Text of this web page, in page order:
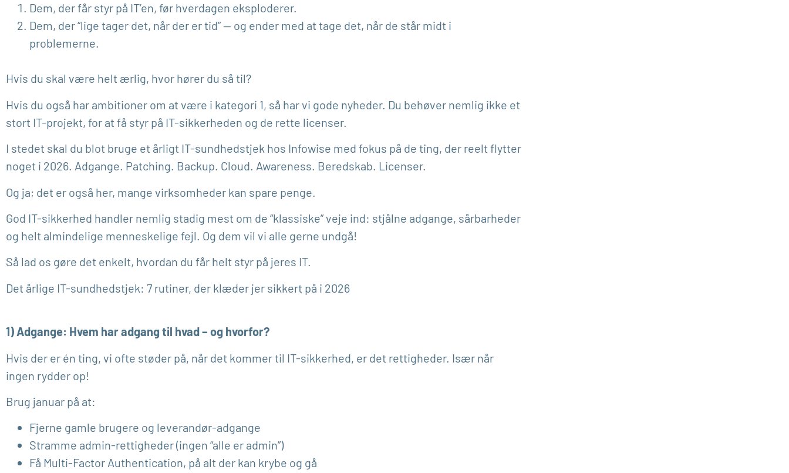
Dem, der får styr på IT’en, før hverdagen eksploderer.
Dem, der “lige tager det, når der er tid” — og ender med at tage det, når de står midt i
problemerne.
Hvis du skal være helt ærlig, hvor hører du så til?
Hvis du også har ambitioner om at være i kategori 1, så har vi gode nyheder. Du behøver nemlig ikke et
stort IT-projekt, for at få styr på IT-sikkerheden og de rette licenser.
I stedet skal du blot bruge et årligt IT-sundhedstjek hos Infowise med fokus på de ting, der reelt flytter
noget i 2026. Adgange. Patching. Backup. Cloud. Awareness. Beredskab. Licenser.
Og ja; det er også her, mange virksomheder kan spare penge.
God IT-sikkerhed handler nemlig stadig mest om de “klassiske” veje ind: stjålne adgange, sårbarheder
og helt almindelige menneskelige fejl. Og dem vil vi alle gerne undgå!
Så lad os gøre det enkelt, hvordan du får helt styr på jeres IT.
Det årlige IT-sundhedstjek: 7 rutiner, der klæder jer sikkert på i 2026
1) Adgange: Hvem har adgang til hvad – og hvorfor?
Hvis der er én ting, vi ofte støder på, når det kommer til IT-sikkerhed, er det rettigheder. Især når
ingen rydder op!
Brug januar på at:
Fjerne gamle brugere og leverandør-adgange
Stramme admin-rettigheder (ingen “alle er admin”)
Få Multi-Factor Authentication, på alt der kan krybe og gå